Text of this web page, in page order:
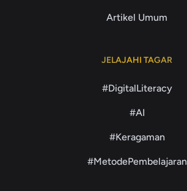
Artikel Umum
JELAJAHI TAGAR
#DigitalLiteracy
#AI
#Keragaman
#MetodePembelajaran